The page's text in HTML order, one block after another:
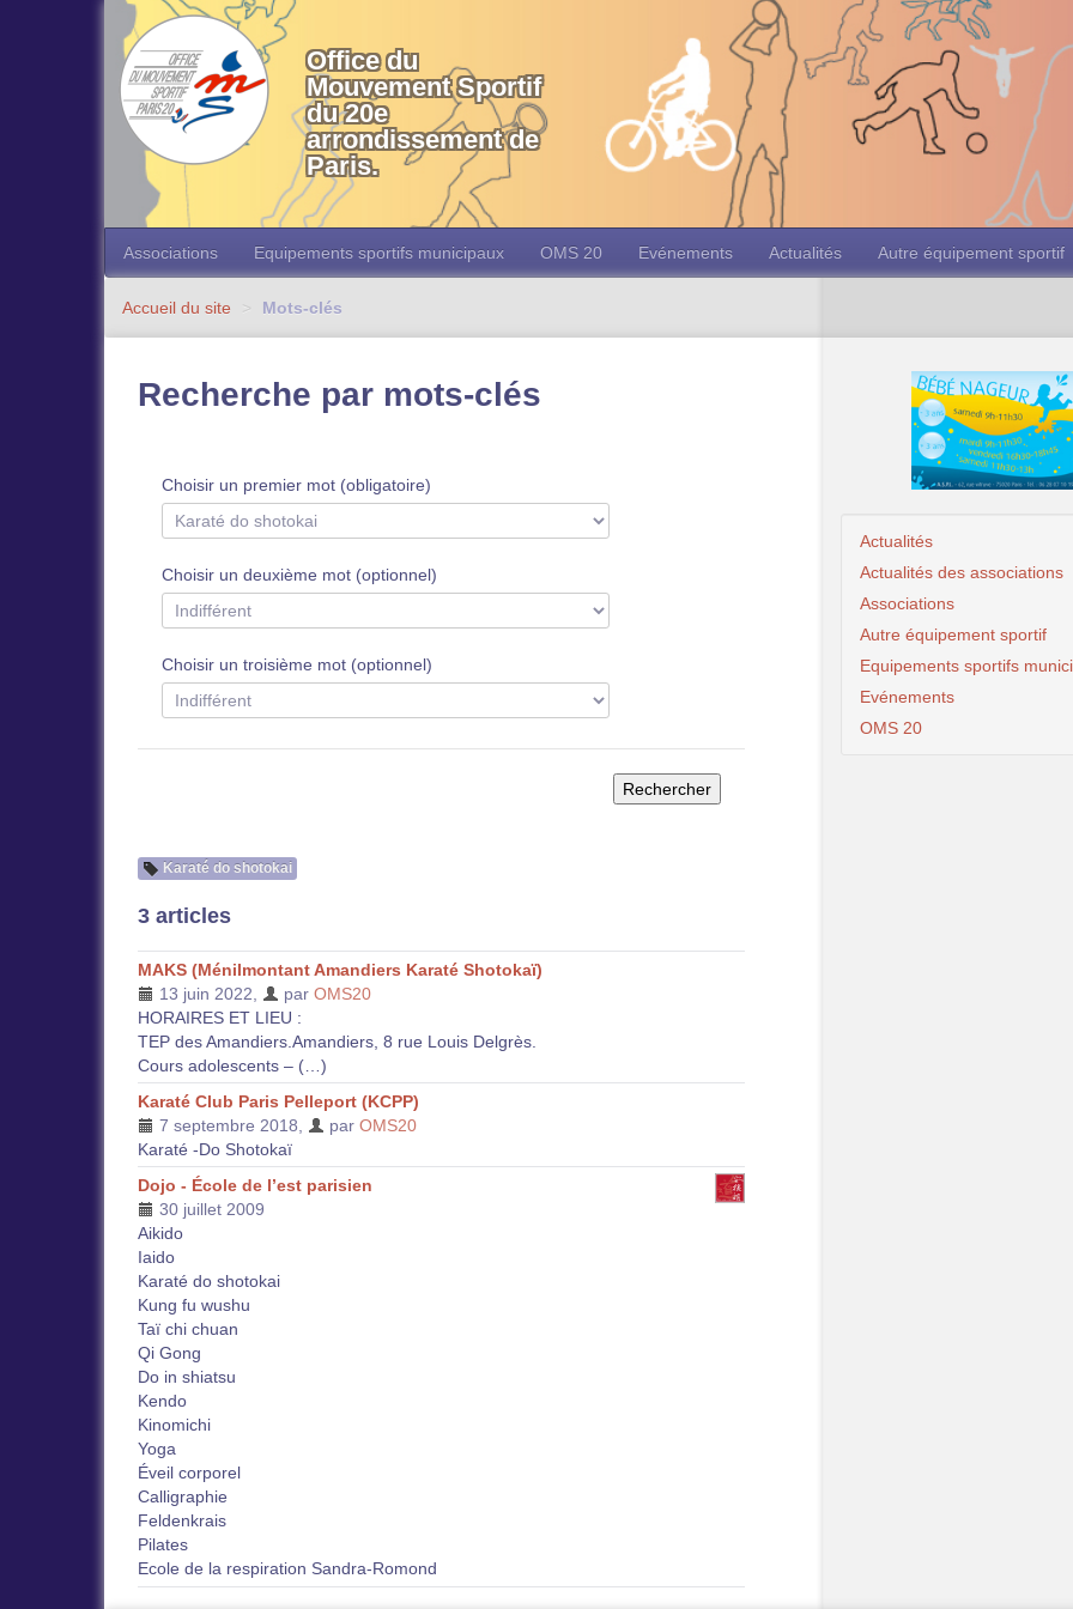
Office du
Mouvement Sportif
du 20e
arrondissement de
Paris.
Associations Equipements sportifs municipaux OMS 20 Evénements Actualités Autre équipement sportif
Accueil du site > Mots-clés
Recherche par mots-clés
Choisir un premier mot (obligatoire)
Choisir un deuxième mot (optionnel)
Choisir un troisième mot (optionnel)
Karaté do shotokai
3 articles
MAKS (Ménilmontant Amandiers Karaté Shotokaï)
13 juin 2022
par OMS20
HORAIRES ET LIEU :
TEP des Amandiers.Amandiers, 8 rue Louis Delgrès.
Cours adolescents – (…)
Karaté Club Paris Pelleport (KCPP)
7 septembre 2018
par OMS20
Karaté -Do Shotokaï
Dojo - École de l’est parisien
30 juillet 2009
Aikido
Iaido
Karaté do shotokai
Kung fu wushu
Taï chi chuan
Qi Gong
Do in shiatsu
Kendo
Kinomichi
Yoga
Éveil corporel
Calligraphie
Feldenkrais
Pilates
Ecole de la respiration Sandra-Romond
Actualités
Actualités des associations
Associations
Autre équipement sportif
Equipements sportifs
Evénements
OMS 20